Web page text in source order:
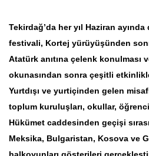
Tekirdağ’da her yıl Haziran
festivali, Kortej yürüyüşünden
Atatürk anıtına çelenk konulması
okunasından sonra çeşitli
Yurtdışı ve yurtiçinden gelen
toplum kuruluşları, okullar,
Hükümet caddesinden geçişi
Meksika, Bulgaristan, Kosova ve